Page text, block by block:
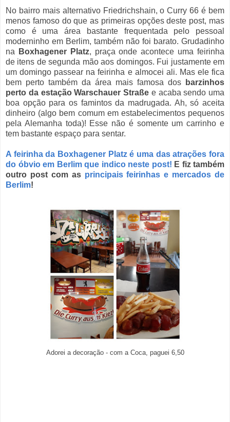
No bairro mais alternativo Friedrichshain, o Curry 66 é bem
menos famoso do que as primeiras opções deste post, mas
como é uma área bastante frequentada pelo pessoal
moderninho em Berlim, também não foi barato. Grudadinho
na
Boxhagener Platz, praça onde acontece uma feirinha
de itens de segunda mão aos domingos. Fui justamente em
um domingo passear na feirinha e almocei ali. Mas ele fica
bem perto também da área mais famosa dos barzinhos
perto da estaçãoWarschauer Straße e acaba sendo uma
boa opção para os famintos da madrugada. Ah, só aceita
dinheiro (algo bem comum em estabelecimentos pequenos
pela Alemanha toda)! Esse não é somente um carrinho e
tem bastante espaço para sentar.
A feirinha da Boxhagener Platz é uma das atrações fora
do óbvio em Berlim que indico neste post! E fiz também
outro post com as principais feirinhas e mercados de
Berlim!
Adorei a decoração - com a Coca, paguei 6,50